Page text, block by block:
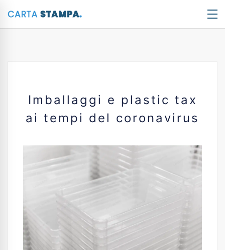
Imballaggi e plastic tax
ai tempi del coronavirus